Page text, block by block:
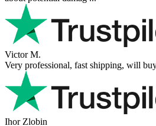
Victor M.
Very professional, fast shipping, will
Ihor Zlobin